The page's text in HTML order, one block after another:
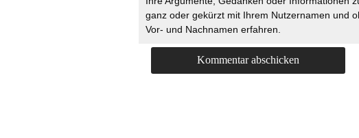
ganz oder gekürzt mit Ihrem Nutzernamen und
Vor- und Nachnamen erfahren.